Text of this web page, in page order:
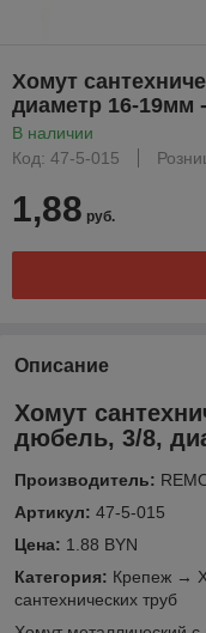
Хомут
диаметр 16-19мм
В наличии
Код: 47-5-015
1,88 руб.
Описание
Хомут
дюбель, 3/8,
Производитель:
Артикул: 47-5-015
Цена: 1.88 BYN
Категория: Крепеж →
сантехнических труб